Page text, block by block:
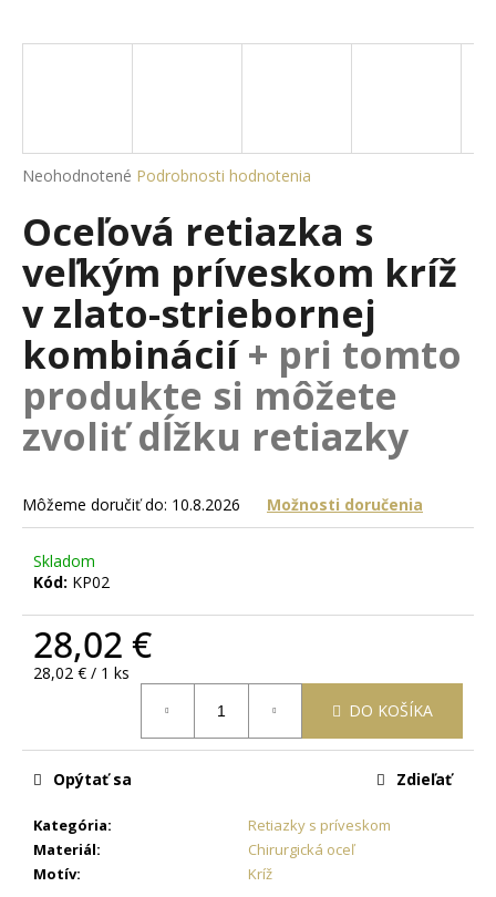
Priemerné
produktu
je
z
hviezdičiek.
Neohodnotené Podrobnosti hodnotenia
Oceľová retiazka s
veľkým príveskom kríž
v zlato-striebornej
kombinácií+ pri tomto
produkte si môžete
zvoliť dĺžku retiazky
Môžeme doručiť do: 10.8.2026 Možnosti doručenia
Skladom
Kód: KP02
28,02 €
Jednotková
28,02 € / 1 ks
DO KOŠÍKA
Kategória:
Retiazky s príveskom
Materiál:
Chirurgická oceľ
Motív: Kríž
Opýtať sa Zdieľať
j
?
O
d
p
o
r
č
a
m
e
OCEĽOVÁ
RETIAZKA
+
PRI
TOMTO
SI
MÔŽETE
ZVOLIŤ
DĹŽKU